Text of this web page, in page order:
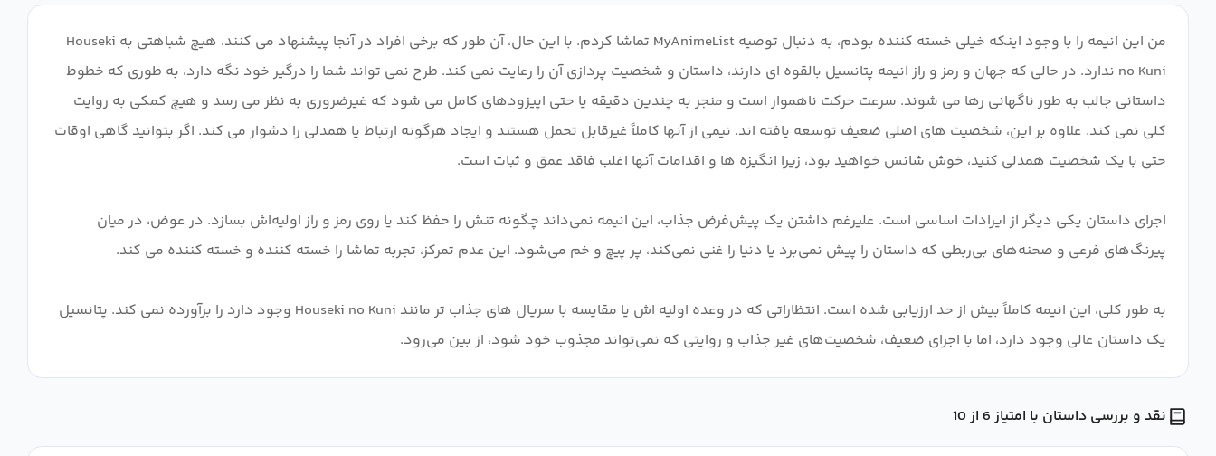
من این انیمه را با وجود اینکه خیلی خسته کننده بودم، به دنبال توصیه MyAnimeList تماشا کردم. با این حال، آن طور که برخی افراد در آنجا پیشنهاد می کنند، هیچ شباهتی به Houseki
no Kuni ندارد. در حالی که جهان و رمز و راز انیمه پتانسیل بالقوه ای دارند، داستان و شخصیت پردازی آن را رعایت نمی کند. طرح نمی تواند شما را درگیر خود نگه دارد، به طوری که خطوط
داستانی جالب به طور ناگهانی رها می شوند. سرعت حرکت ناهموار است و منجر به چندین دقیقه یا حتی اپیزودهای کامل می شود که غیرضروری به نظر می رسد و هیچ کمکی به روایت
کلی نمی کند. علاوه بر این، شخصیت های اصلی ضعیف توسعه یافته اند. نیمی از آنها کاملاً غیرقابل تحمل هستند و ایجاد هرگونه ارتباط یا همدلی را دشوار می کند. اگر بتوانید گاهی اوقات
اجرای داستان یکی دیگر از ایرادات اساسی است. علیرغم داشتن یک پیش‌فرض جذاب، این انیمه نمی‌داند چگونه تنش را حفظ کند یا روی رمز و راز اولیه‌اش بسازد. در عوض، در میان
به طور کلی، این انیمه کاملاً بیش از حد ارزیابی شده است. انتظاراتی که در وعده اولیه اش یا مقایسه با سریال های جذاب تر مانند Houseki no Kuni وجود دارد را برآورده نمی کند. پتانسیل
یک داستان عالی وجود دارد، اما با اجرای ضعیف، شخصیت‌های غیر جذاب و روایتی که نمی‌تواند مجذوب خود شود، از بین می‌رود.
نقد و بررسی داستان با امتیاز 6 از 10